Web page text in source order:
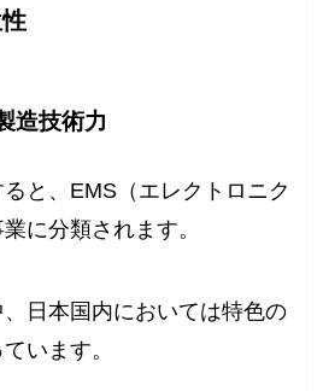
造技術力
と、EMS（エレクトロニク
に分類されます。
日本国内においては特色の
います。